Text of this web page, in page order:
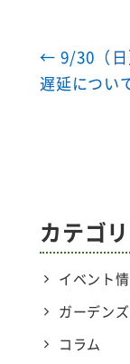
← 9/30（
遅延につい
カテゴ
イベント
ガーデン
コラム